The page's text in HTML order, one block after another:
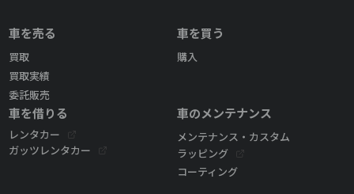
車を売る
買取
買取実績
委託販売
車を買う
購入
車を借りる
レンタカー
ガッツレンタカー
車のメンテナンス
メンテナンス・カスタム
ラッピング
コーティング